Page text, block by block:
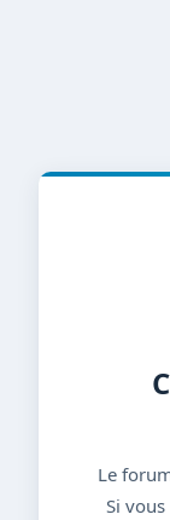
Le
Si